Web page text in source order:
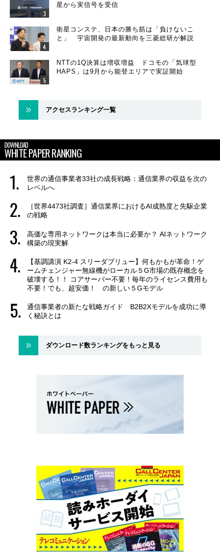
星から実信号を受信
衛星コンステ、日本の勝ち筋は「負けないこ
と」 宇宙開発の最新動向を三菱総研が解説
NTTの1Q決算は増収増益 ドコモの「気球型
HAPS」は9月から能登エリアで実証開始
アクセスランキング一覧
DOWNLOAD
WHITE PAPER RANKING
世界の通信事業者33社の成長戦略：通信業界の収益を次の
レベルへ
［世界4473社調査］通信業界におけるAI成熟度と先駆企業
の戦略
高価な専用ネットワークは本当に必要か？ AIネットワーク
構築の現実解
【基調講演 K2-4 スリーダブリュー】何もかもが革命！ゲ
ームチェンジャー無線機がローカル５G市場の既存概念を
破壊する！！ コアサーバー不要！毎年のライセンス費用も
不要！でも、超安価！ の新しい５Gモデル
通信事業者の新たな戦略ガイド B2B2Xモデルを成功に導
く秘訣とは
ダウンロード数ランキングをもっと見る